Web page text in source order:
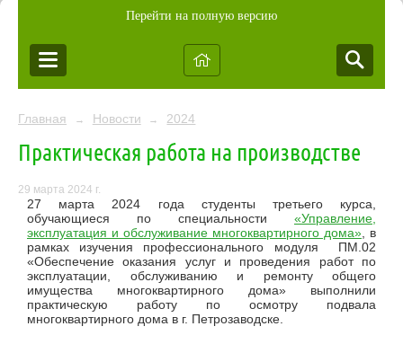
Перейти на полную версию
Главная → Новости → 2024
Практическая работа на производстве
29 марта 2024 г.
27 марта 2024 года студенты третьего курса,
обучающиеся по специальности «Управление,
эксплуатация и обслуживание многоквартирного дома», в
рамках изучения профессионального модуля ПМ.02
«Обеспечение оказания услуг и проведения работ по
эксплуатации, обслуживанию и ремонту общего
имущества многоквартирного дома» выполнили
практическую работу по осмотру подвала
многоквартирного дома в г. Петрозаводске.